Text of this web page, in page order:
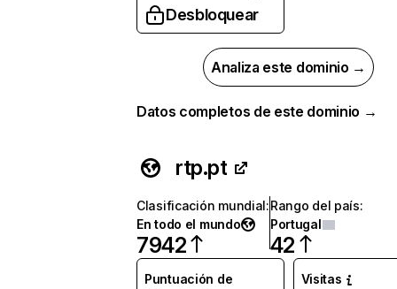
Desbloquear
Analiza este dominio →
Datos completos de este dominio →
rtp.pt
Clasificación mundial:
En todo el mundo
7942
Rango del país:
Portugal
42
Puntuación de
Visitas